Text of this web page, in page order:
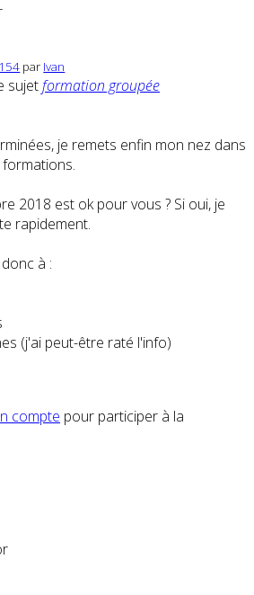
par Ivan
sujetformation groupée
je remets enfin mon nez dans
2018 est ok pour vous ? Si oui, je
rapidement.
à :
(j'ai peut-être raté l'info)
compte pour participer à la